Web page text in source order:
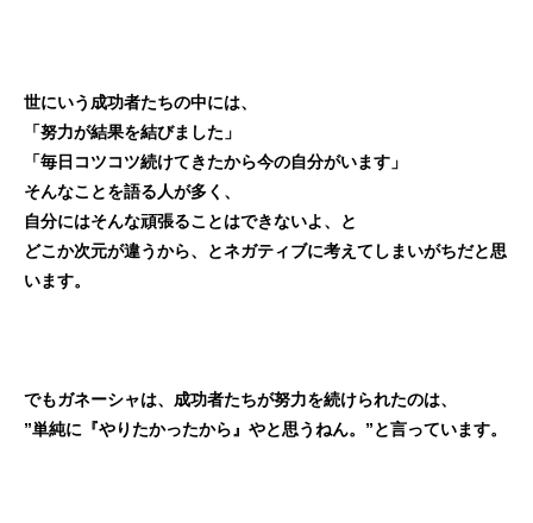
世にいう成功者たちの中には、
「努力が結果を結びました」
「毎日コツコツ続けてきたから今の自分がいます」
そんなことを語る人が多く、
自分にはそんな頑張ることはできないよ、と
どこか次元が違うから、とネガティブに考えてしまいがちだと思
います。
でもガネーシャは、成功者たちが努力を続けられたのは、
”単純に『やりたかったから』やと思うねん。”と言っています。